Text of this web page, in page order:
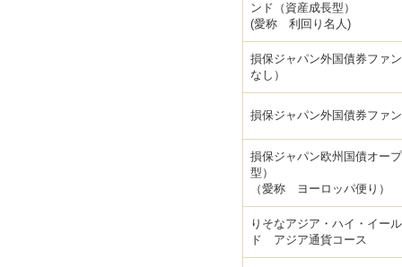
ンド（資産成長型）
(愛称 利回り名人)
損保ジャパン外国債券ファ
なし）
損保ジャパン外国債券ファ
損保ジャパン欧州国債オー
型）
（愛称 ヨーロッパ便り）
りそなアジア・ハイ・イー
ド アジア通貨コース